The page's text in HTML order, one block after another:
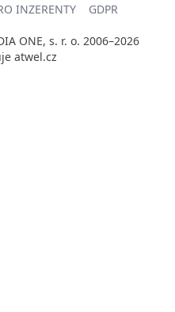
INZERENTY GDPR
ONE, s. r. o. 2006–2026